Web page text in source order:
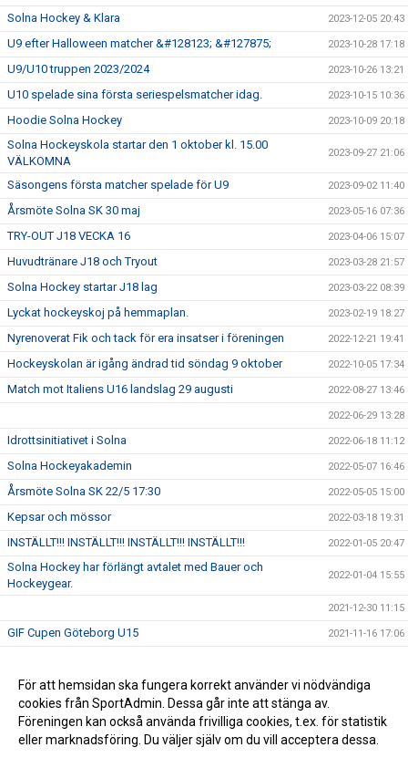
Solna Hockey & Klara 2023-12-05 20:43
U9 efter Halloween matcher &#128123; &#127875; 2023-10-28 17:18
U9/U10 truppen 2023/2024 2023-10-26 13:21
U10 spelade sina första seriespelsmatcher idag. 2023-10-15 10:36
Hoodie Solna Hockey 2023-10-09 20:18
Solna Hockeyskola startar den 1 oktober kl. 15.00
VÄLKOMNA
2023-09-27 21:06
Säsongens första matcher spelade för U9 2023-09-02 11:40
Årsmöte Solna SK 30 maj 2023-05-16 07:36
TRY-OUT J18 VECKA 16 2023-04-06 15:07
Huvudtränare J18 och Tryout 2023-03-28 21:57
Solna Hockey startar J18 lag 2023-03-22 08:39
Lyckat hockeyskoj på hemmaplan. 2023-02-19 18:27
Nyrenoverat Fik och tack för era insatser i föreningen 2022-12-21 19:41
Hockeyskolan är igång ändrad tid söndag 9 oktober 2022-10-05 17:34
Match mot Italiens U16 landslag 29 augusti 2022-08-27 13:46
2022-06-29 13:28
Idrottsinitiativet i Solna 2022-06-18 11:12
Solna Hockeyakademin 2022-05-07 16:46
Årsmöte Solna SK 22/5 17:30 2022-05-05 15:00
Kepsar och mössor 2022-03-18 19:31
INSTÄLLT!!! INSTÄLLT!!! INSTÄLLT!!! INSTÄLLT!!! 2022-01-05 20:47
Solna Hockey har förlängt avtalet med Bauer och
Hockeygear.
2022-01-04 15:55
2021-12-30 11:15
GIF Cupen Göteborg U15 2021-11-16 17:06
Kom och spela hockey med oss! 2021-11-12 09:34
SWEDEN HOCKEY TROPHY ’07 2021-10-26 09:49
För att hemsidan ska fungera korrekt använder vi nödvändiga
cookies från SportAdmin. Dessa går inte att stänga av.
Föreningen kan också använda frivilliga cookies, t.ex. för statistik
eller marknadsföring. Du väljer själv om du vill acceptera dessa.